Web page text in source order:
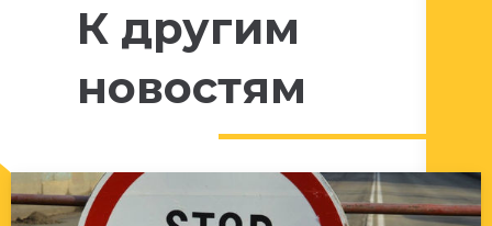
К другим
новостям